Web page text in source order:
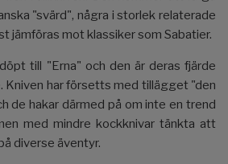
"svärd", några i storlek relaterade
jämföras mot klassiker som Sabatier.
till "Erna" och den är deras fjärde
Kniven har försetts med tillägget "den
de hakar därmed på om inte en trend
med mindre kockknivar tänkta att
diverse äventyr.